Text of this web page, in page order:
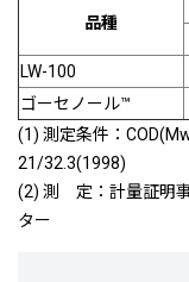
品種
LW-100
ゴーセノール™
(1) 測定条件：
21/32.3(1998)
(2) 測 定：計量証明
ター